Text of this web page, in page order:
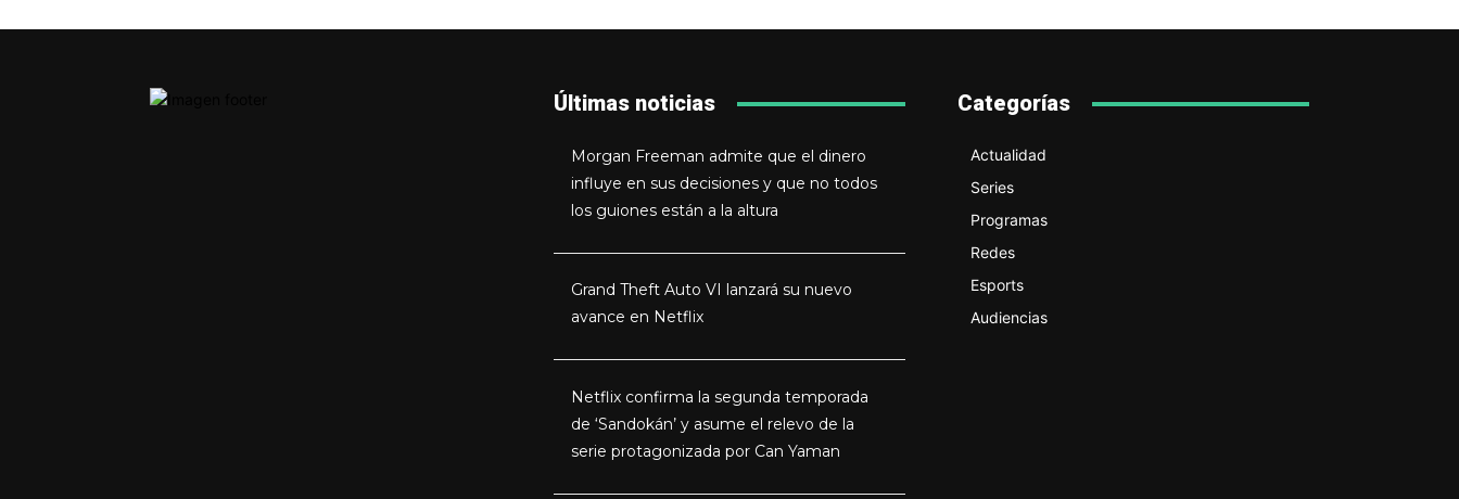
Últimas noticias
Morgan Freeman admite que el dinero
influye en sus decisiones y que no todos
los guiones están a la altura
Grand Theft Auto VI lanzará su nuevo
avance en Netflix
Netflix confirma la segunda temporada
de ‘Sandokán’ y asume el relevo de la
serie protagonizada por Can Yaman
Categorías
Actualidad
Series
Programas
Redes
Esports
Audiencias